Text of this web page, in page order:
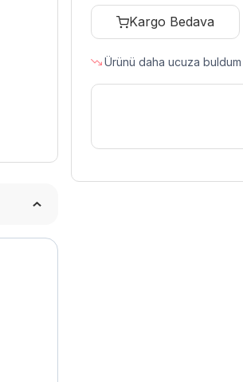
D3K
No
Frost
Soğutucu
Kargo Bedava
Ürünü daha ucuza buldum